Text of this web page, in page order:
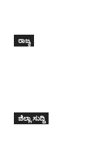
ರಾಜ್ಯ
ಜಿಲ್ಲಾ ಸುದ್ದಿ